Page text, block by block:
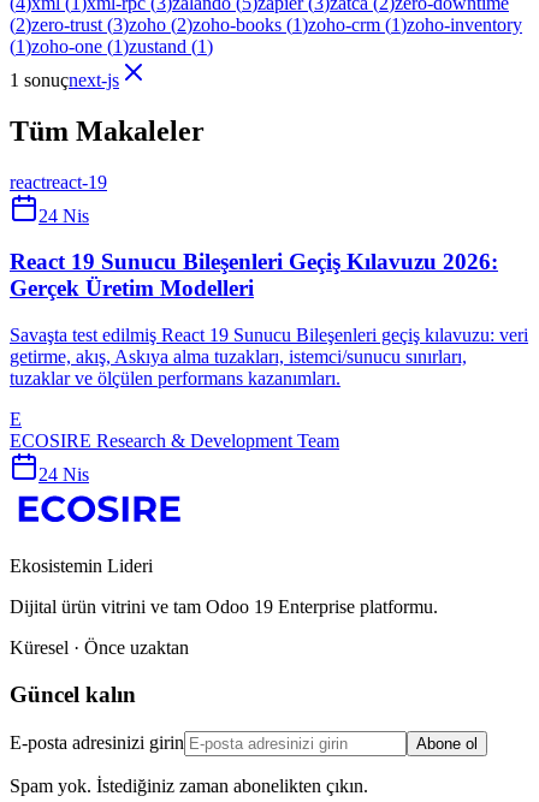
(2)zero-trust (3)zoho (2)zoho-books (1)zoho-crm (1)zoho-inventory
(1)zoho-one (1)zustand (1)
1 sonuçnext-js
Tüm Makaleler
reactreact-19
24 Nis
React 19 Sunucu Bileşenleri Geçiş Kılavuzu 2026:
Gerçek Üretim Modelleri
Savaşta test edilmiş React 19 Sunucu Bileşenleri geçiş kılavuzu: veri
getirme, akış, Askıya alma tuzakları, istemci/sunucu sınırları,
tuzaklar ve ölçülen performans kazanımları.
E
ECOSIRE Research & Development Team
24 Nis
Ekosistemin Lideri
Dijital ürün vitrini ve tam Odoo 19 Enterprise platformu.
Küresel · Önce uzaktan
Güncel kalın
E-posta adresinizi girin Abone ol
Spam yok. İstediğiniz zaman abonelikten çıkın.